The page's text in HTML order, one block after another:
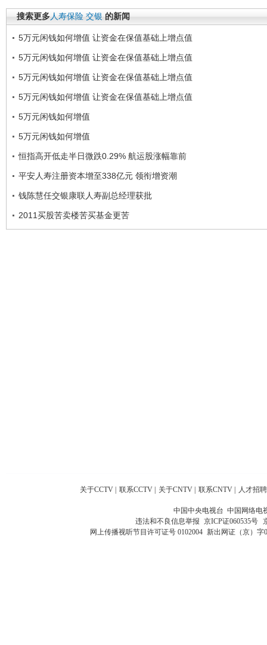
搜索更多人寿保险 交银 的新闻
5万元闲钱如何增值 让资金在保值基础上增点值
5万元闲钱如何增值 让资金在保值基础上增点值
5万元闲钱如何增值 让资金在保值基础上增点值
5万元闲钱如何增值 让资金在保值基础上增点值
5万元闲钱如何增值
5万元闲钱如何增值
恒指高开低走半日微跌0.29% 航运股涨幅靠前
平安人寿注册资本增至338亿元 领衔增资潮
钱陈慧任交银康联人寿副总经理获批
2011买股苦卖楼苦买基金更苦
关于CCTV 联系CCTV 关于CNTV 联系CNTV 人才招聘
中国中央电视台 中国网络电
违法和不良信息举报 京ICP证060535号
网上传播视听节目许可证号 0102004 新出网证（京）